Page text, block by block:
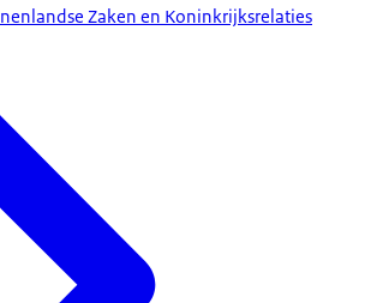
Zaken en Koninkrijksrelaties